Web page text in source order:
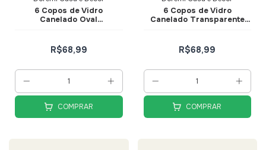
6 Copos de Vidro
Canelado Oval
R$68,99
COMPRAR
6 Copos de Vidro
Canelado Transparente
R$68,99
COMPRAR